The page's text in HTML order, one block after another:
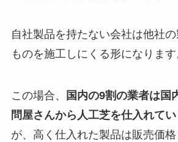
自社製品を持たない会社は他社
ものを施工しにくる形になります
この場合、
国内の9割の業者は国
問屋さんから人工芝を仕入れてい
が、高く仕入れた製品は販売価